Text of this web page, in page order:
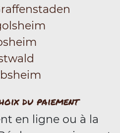
du paiement
en ligne ou à la